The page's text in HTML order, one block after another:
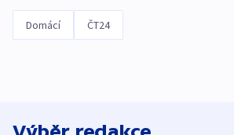
Domácí ČT24